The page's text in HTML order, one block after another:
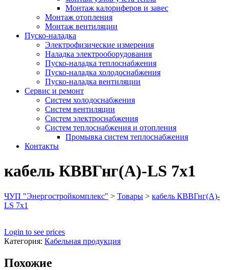
Монтаж калориферов и завес
Монтаж отопления
Монтаж вентиляции
Пуско-наладка
Электрофизические измерения
Наладка электрооборудования
Пуско-наладка теплоснабжения
Пуско-наладка холодоснабжения
Пуско-наладка вентиляции
Сервис и ремонт
Систем холодоснабжения
Систем вентиляции
Систем электроснабжения
Систем теплоснабжения и отопления
Промывка систем теплоснабжения
Контакты
кабель КВВГнг(А)-LS 7х1
ЧУП "Энергостройкомплекс" > Товары > кабель КВВГнг(А)-
LS 7х1
Login to see prices
Категория: Кабельная продукция
Похожие